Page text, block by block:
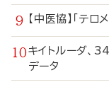
【中医協】「テ
キイトルーダ、
データ